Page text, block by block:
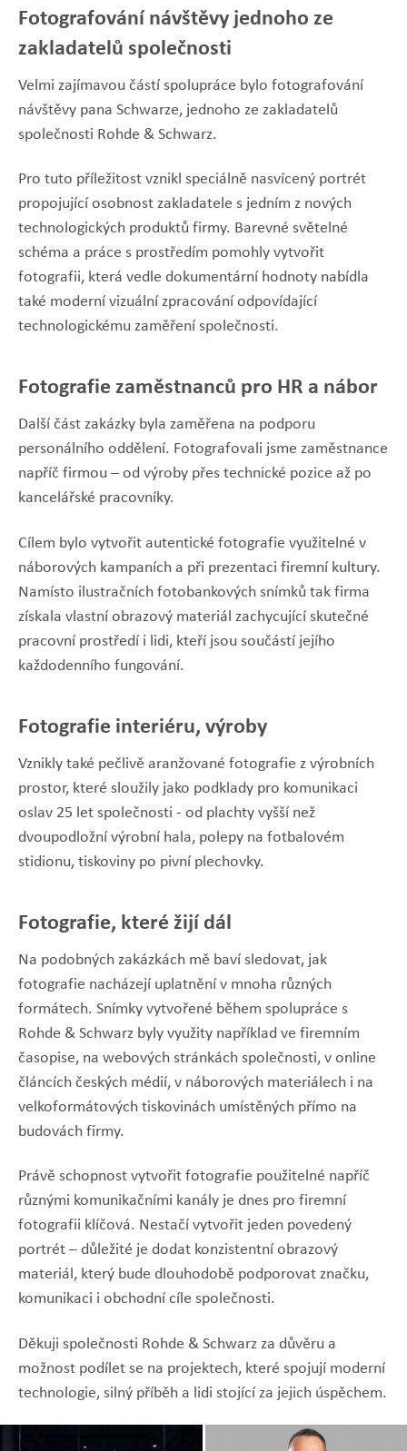
Fotografování návštěvy jednoho ze
zakladatelů společnosti
Velmi zajímavou částí spolupráce bylo fotografování
návštěvy pana Schwarze, jednoho ze zakladatelů
společnosti Rohde & Schwarz.
Pro tuto příležitost vznikl speciálně nasvícený portrét
propojující osobnost zakladatele s jedním z nových
technologických produktů firmy. Barevné světelné
schéma a práce s prostředím pomohly vytvořit
fotografii, která vedle dokumentární hodnoty nabídla
také moderní vizuální zpracování odpovídající
technologickému zaměření společnosti.
Fotografie zaměstnanců pro HR a nábor
Další část zakázky byla zaměřena na podporu
personálního oddělení. Fotografovali jsme zaměstnance
napříč firmou – od výroby přes technické pozice až po
kancelářské pracovníky.
Cílem bylo vytvořit autentické fotografie využitelné v
náborových kampaních a při prezentaci firemní kultury.
Namísto ilustračních fotobankových snímků tak firma
získala vlastní obrazový materiál zachycující skutečné
pracovní prostředí i lidi, kteří jsou součástí jejího
každodenního fungování.
Fotografie interiéru, výroby
Vznikly také pečlivě aranžované fotografie z výrobních
prostor, které sloužily jako podklady pro komunikaci
oslav 25 let společnosti - od plachty vyšší než
dvoupodložní výrobní hala, polepy na fotbalovém
stidionu, tiskoviny po pivní plechovky.
Fotografie, které žijí dál
Na podobných zakázkách mě baví sledovat, jak
fotografie nacházejí uplatnění v mnoha různých
formátech. Snímky vytvořené během spolupráce s
Rohde & Schwarz byly využity například ve firemním
časopise, na webových stránkách společnosti, v online
článcích českých médií, v náborových materiálech i na
velkoformátových tiskovinách umístěných přímo na
budovách firmy.
Právě schopnost vytvořit fotografie použitelné napříč
různými komunikačními kanály je dnes pro firemní
fotografii klíčová. Nestačí vytvořit jeden povedený
portrét – důležité je dodat konzistentní obrazový
materiál, který bude dlouhodobě podporovat značku,
komunikaci i obchodní cíle společnosti.
Děkuji společnosti Rohde & Schwarz za důvěru a
možnost podílet se na projektech, které spojují moderní
technologie, silný příběh a lidi stojící za jejich úspěchem.